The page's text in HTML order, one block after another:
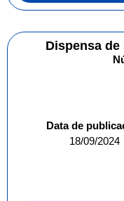
Dispensa de
Data de
18/09/2024